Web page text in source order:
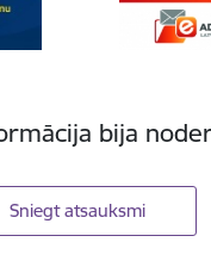
bija
Sniegt atsauksmi